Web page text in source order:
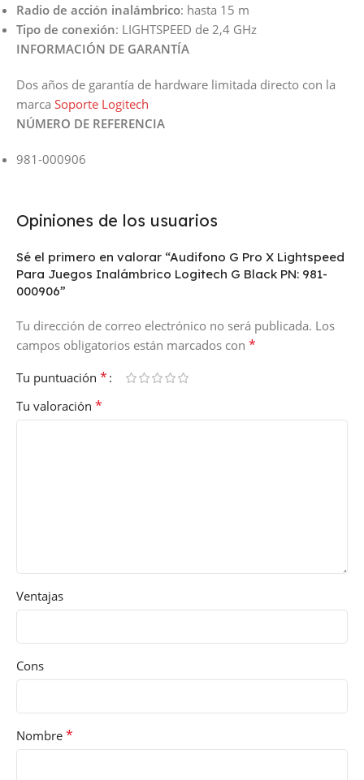
Radio de acción inalámbrico: hasta 15 m
Tipo de conexión: LIGHTSPEED de 2,4 GHz
INFORMACIÓN DE GARANTÍA
Dos años de garantía de hardware limitada directo con la
marca Soporte Logitech
NÚMERO DE REFERENCIA
981-000906
Opiniones de los usuarios
Sé el primero en valorar “Audifono G Pro X Lightspeed
Para Juegos Inalámbrico Logitech G Black PN: 981-
000906”
Tu dirección de correo electrónico no será publicada. Los
campos obligatorios están marcados con *
Tu puntuación *
Tu valoración *
Ventajas
Cons
Nombre *